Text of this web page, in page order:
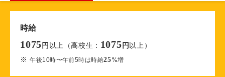
時給
1075 円 以上（高校生： 1075 円 以上）
※午後10時〜午前5時は時給25%増